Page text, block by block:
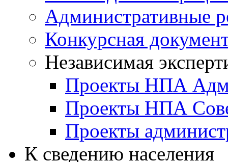
Административные
Конкурсная
Независимая
Проекты НПА
Проекты НПА
Проекты
К сведению населения